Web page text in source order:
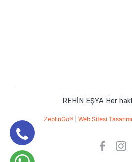
REHİN EŞYA Her
ZeplinGo® Web Sitesi Tasarımı